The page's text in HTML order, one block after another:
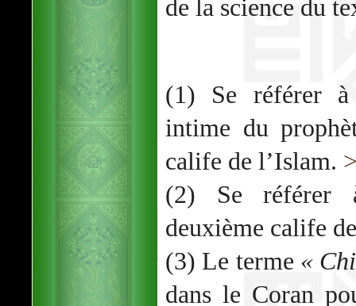
de la science du
(1) Se référer
intime du
calife de l’Islam.
(2) Se référer
deuxième calife
(3) Le terme «
dans le Coran